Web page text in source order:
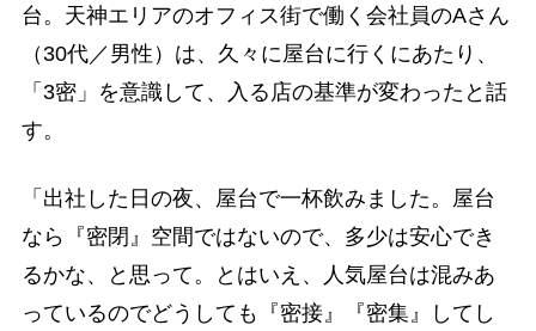
台。天神エリアのオフィス街で働く会社員のAさん
（30代／男性）は、久々に屋台に行くにあたり、
「3密」を意識して、入る店の基準が変わったと話
す。
「出社した日の夜、屋台で一杯飲みました。屋台
なら『密閉』空間ではないので、多少は安心でき
るかな、と思って。とはいえ、人気屋台は混みあ
っているのでどうしても『密接』『密集』してし